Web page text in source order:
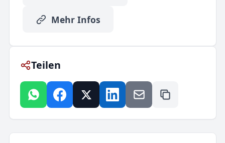
Mehr Infos
Teilen